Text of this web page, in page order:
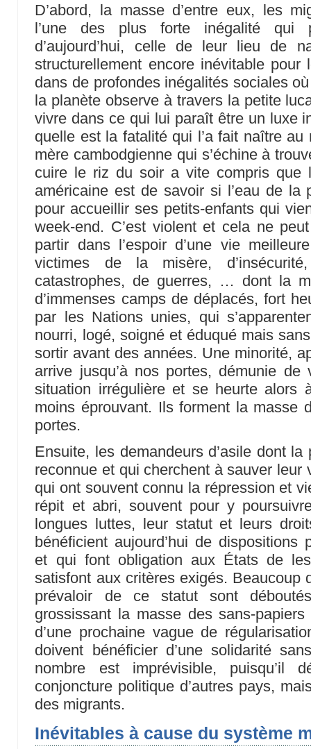
D’abord, la masse d’entre eux, les
l’une des plus forte inégalité qui
d’aujourd’hui, celle de leur lieu de
structurellement encore inévitable pour
dans de profondes inégalités sociales
la planète observe à travers la petite
vivre dans ce qui lui paraît être un luxe
quelle est la fatalité qui l’a fait naître
mère cambodgienne qui s’échine à
cuire le riz du soir a vite compris que
américaine est de savoir si l’eau de la
pour accueillir ses petits-enfants qui
week-end. C’est violent et cela ne
partir dans l’espoir d’une vie
victimes de la misère,
catastrophes, de guerres, … dont la
d’immenses camps de déplacés, fort
par les Nations unies, qui
nourri, logé, soigné et éduqué mais
sortir avant des années. Une minorité,
arrive jusqu’à nos portes, démunie
situation irrégulière et se heurte alors
moins éprouvant. Ils forment la masse
portes.
Ensuite, les demandeurs d’asile dont la
reconnue et qui cherchent à sauver leur
qui ont souvent connu la répression et
répit et abri, souvent pour y
longues luttes, leur statut et leurs
bénéficient aujourd’hui de dispositions
et qui font obligation aux États de
satisfont aux critères exigés. Beaucoup
prévaloir de ce statut sont
grossissant la masse des sans-
d’une prochaine vague de
doivent bénéficier d’une solidarité
nombre est imprévisible, puisqu’il
conjoncture politique d’autres pays,
des migrants.
Inévitables à cause du système